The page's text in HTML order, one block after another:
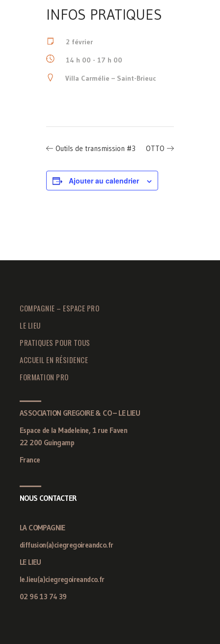
INFOS PRATIQUES
2 février
14 h 00 - 17 h 00
Villa Carmélie – Saint-Brieuc
Outils de transmission #3 OTTO
Ajouter au calendrier
COMPAGNIE – ESPACE PRO
LE LIEU
PRATIQUES POUR TOUS
ACCUEIL EN RÉSIDENCE
FORMATION PRO
ASSOCIATION GREGOIRE & CO – LE LIEU
Espace de la Madeleine, 1 rue Faven
22 200 Guingamp
France
NOUS CONTACTER
LA COMPAGNIE
diffusion(a)ciegregoireandco.fr
LE LIEU
le.lieu(a)ciegregoireandco.fr
02 96 13 74 39